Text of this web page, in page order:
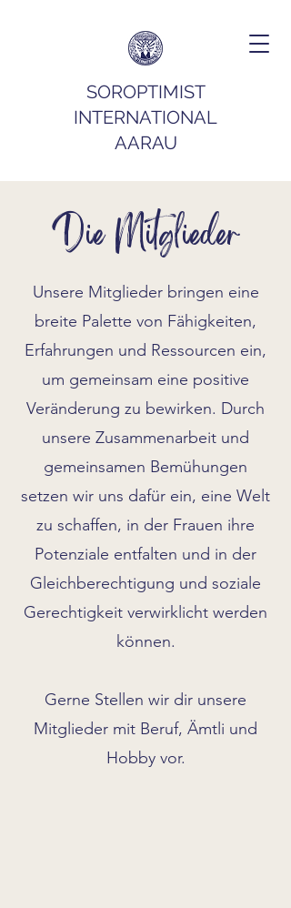
SOROPTIMIST
INTERNATIONAL
AARAU
Die Mitglieder
Unsere Mitglieder bringen eine
breite Palette von Fähigkeiten,
Erfahrungen und Ressourcen ein,
um gemeinsam eine positive
Veränderung zu bewirken. Durch
unsere Zusammenarbeit und
gemeinsamen Bemühungen
setzen wir uns dafür ein, eine Welt
zu schaffen, in der Frauen ihre
Potenziale entfalten und in der
Gleichberechtigung und soziale
Gerechtigkeit verwirklicht werden
können.
Gerne Stellen wir dir unsere
Mitglieder mit Beruf, Ämtli und
Hobby vor.